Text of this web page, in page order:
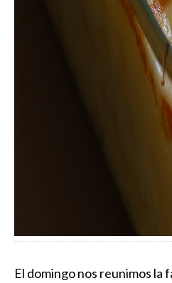
El domingo nos reunimos la